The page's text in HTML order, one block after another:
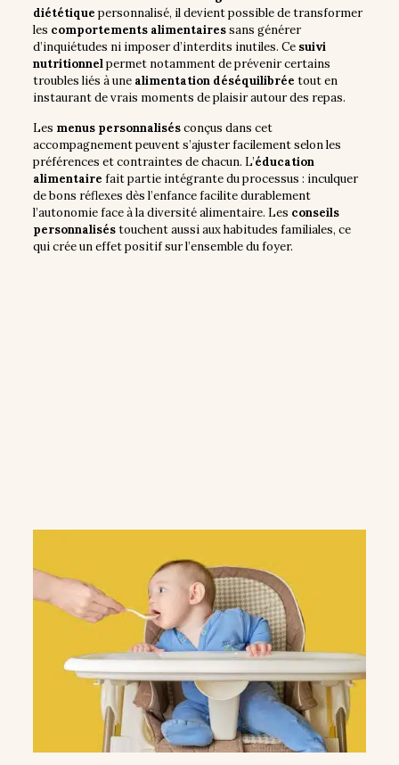
diététique personnalisé, il devient possible de transformer
les comportements alimentairessans générer
d’inquiétudes ni imposer d’interdits inutiles. Ce suivi
nutritionnelpermet notamment de prévenir certains
troubles liés à une alimentation déséquilibrée tout en
instaurant de vrais moments de plaisir autour des repas.
Les menus personnalisésconçus dans cet
accompagnement peuvent s’ajuster facilement selon les
préférences et contraintes de chacun. L’éducation
alimentaire fait partie intégrante du processus : inculquer
de bons réflexes dès l’enfance facilite durablement
l’autonomie face à la diversité alimentaire. Les conseils
personnaliséstouchent aussi aux habitudes familiales, ce
qui crée un effet positif sur l’ensemble du foyer.